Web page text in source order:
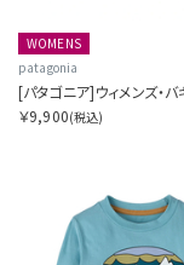
WOMENS
patagonia
￥9,900(税込)